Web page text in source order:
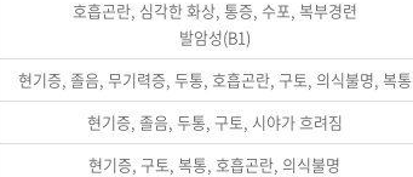
호흡곤란, 심각한 화상, 통증, 수포, 복부경련
발암성(B1)
현기증, 졸음, 무기력증, 두통, 호흡곤란, 구토, 의식불명, 복통
현기증, 졸음, 두통, 구토, 시야가 흐려짐
현기증, 구토, 복통, 호흡곤란, 의식불명